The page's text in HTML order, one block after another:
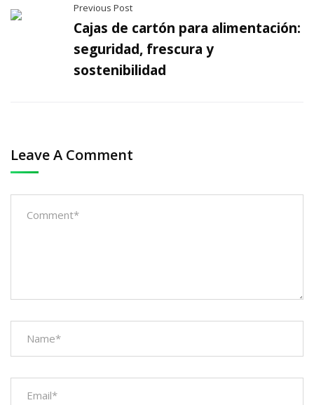
Previous Post
Cajas de cartón para alimentación:
seguridad, frescura y
sostenibilidad
Leave A Comment